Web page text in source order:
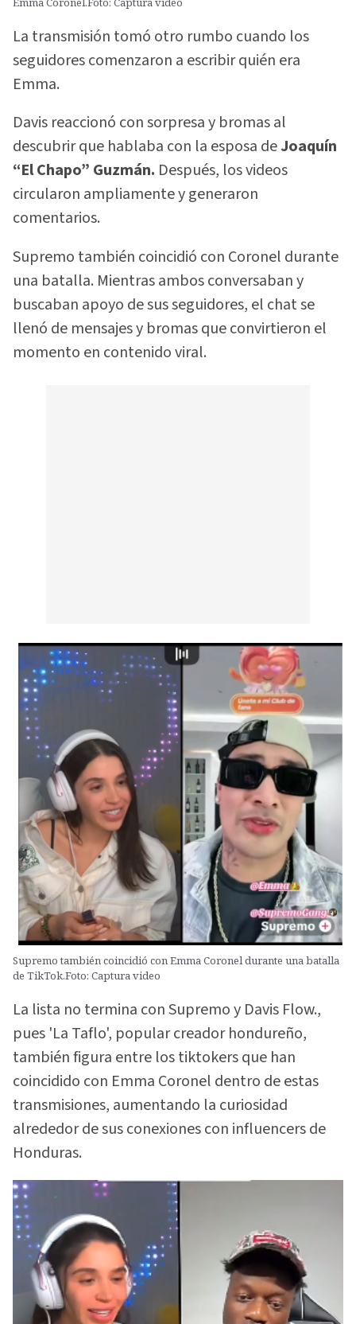
La transmisión tomó otro rumbo cuando los
seguidores comenzaron a escribir quién era
Emma.
Davis reaccionó con sorpresa y bromas al
descubrir que hablaba con la esposa deJoaquín
“El Chapo” Guzmán. Después, los videos
circularon ampliamente y generaron
comentarios.
Supremo también coincidió con Coronel durante
una batalla. Mientras ambos conversaban y
buscaban apoyo de sus seguidores, el chat se
llenó de mensajes y bromas que convirtieron el
momento en contenido viral.
Supremo también coincidió con Emma Coronel durante una batalla
de TikTok.Foto: Captura video
La lista no termina con Supremo y Davis Flow.,
pues 'La Taflo', popular creador hondureño,
también figura entre los tiktokers que han
coincidido con Emma Coronel dentro de estas
transmisiones, aumentando la curiosidad
alrededor de sus conexiones con influencers de
Honduras.